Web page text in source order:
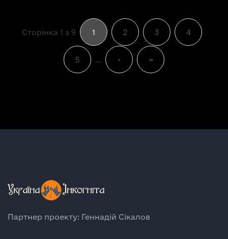
Сторінка 1 з 9 1 2 3 4
5 ... › »
Партнер проекту: Геннадій Сікалов